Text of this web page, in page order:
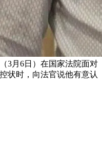
3月6日）在国家法院面对
状时，向法官说他有意认